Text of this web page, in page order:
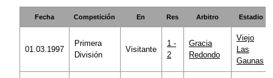
Fecha Competición En Res Arbitro Estadio
01.03.1997
Primera
División
Visitante
1 -
2
Gracia
Redondo
Viejo
Las
Gaunas